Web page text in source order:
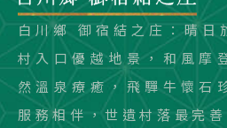
白川鄉 御宿結之庄：晴日
村入口優越地景，和風摩
然溫泉療癒，飛驒牛懷石
服務相伴，世遺村落最完善